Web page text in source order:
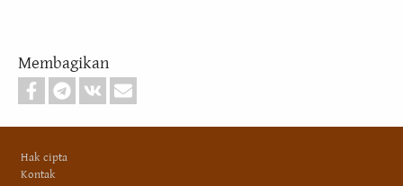
Membagikan
Hak cipta
Kontak